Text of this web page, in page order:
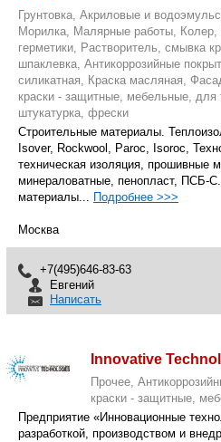
Грунтовка, Акриловые и
Морилка, Малярные работы, Колер,
герметики, Растворитель, смывка
шпаклевка, Антикоррозийные
силикатная, Краска масляная,
краски - защитные, мебельные, для
штукатурка, фрески
Строительные материалы.
Isover, Rockwool, Paroc, Isoroc,
техническая изоляция, прошивные
минераловатные, пенопласт, ПСБ-
материалы... Подробнее >>>
Москва
+7(495)646-83-63
Евгений
Написать
Innovative
Прочее,
краски - защитные,
Предприятие «Инновационные
разработкой, производством и